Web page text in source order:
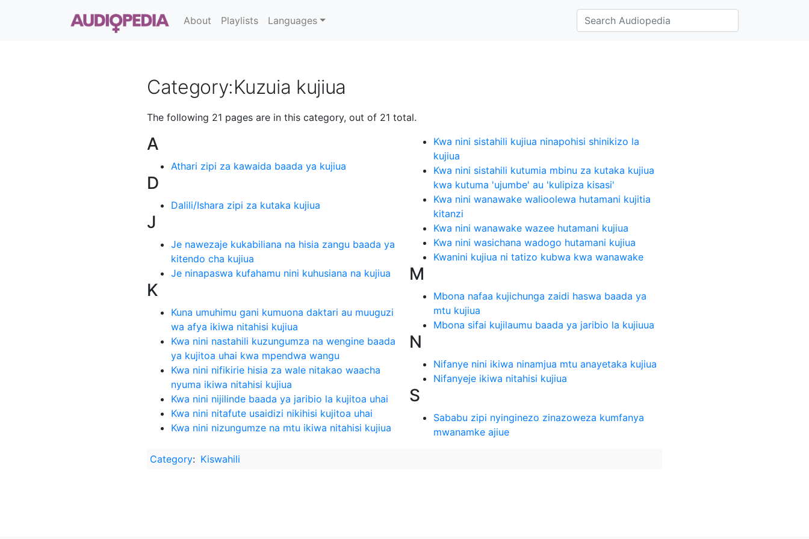
About Playlists Languages
Category:Kuzuia kujiua
The following 21 pages are in this category, out of 21 total.
A
Athari zipi za kawaida baada ya kujiua
D
Dalili/Ishara zipi za kutaka kujiua
J
Je nawezaje kukabiliana na hisia zangu baada ya
kitendo cha kujiua
Je ninapaswa kufahamu nini kuhusiana na kujiua
K
Kuna umuhimu gani kumuona daktari au muuguzi
wa afya ikiwa nitahisi kujiua
Kwa nini nastahili kuzungumza na wengine baada
ya kujitoa uhai kwa mpendwa wangu
Kwa nini nifikirie hisia za wale nitakao waacha
nyuma ikiwa nitahisi kujiua
Kwa nini nijilinde baada ya jaribio la kujitoa uhai
Kwa nini nitafute usaidizi nikihisi kujitoa uhai
Kwa nini nizungumze na mtu ikiwa nitahisi kujiua
Kwa nini sistahili kujiua ninapohisi shinikizo la
kujiua
Kwa nini sistahili kutumia mbinu za kutaka kujiua
kwa kutuma 'ujumbe' au 'kulipiza kisasi'
Kwa nini wanawake walioolewa hutamani kujitia
kitanzi
Kwa nini wanawake wazee hutamani kujiua
Kwa nini wasichana wadogo hutamani kujiua
Kwanini kujiua ni tatizo kubwa kwa wanawake
M
Mbona nafaa kujichunga zaidi haswa baada ya
mtu kujiua
Mbona sifai kujilaumu baada ya jaribio la kujiuua
N
Nifanye nini ikiwa ninamjua mtu anayetaka kujiua
Nifanyeje ikiwa nitahisi kujiua
S
Sababu zipi nyinginezo zinazoweza kumfanya
mwanamke ajiue
Category: Kiswahili